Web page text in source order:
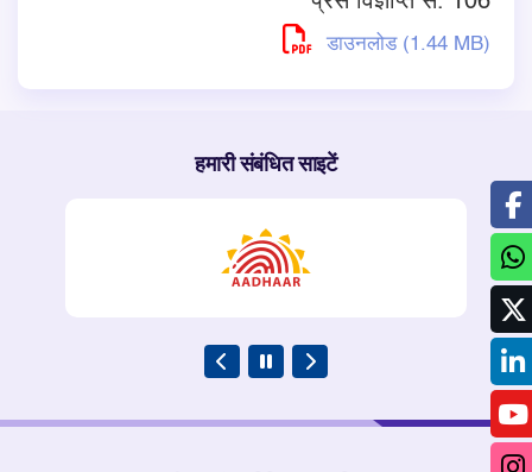
डाउनलोड (1.44 MB)
हमारी संबंधित साइटें